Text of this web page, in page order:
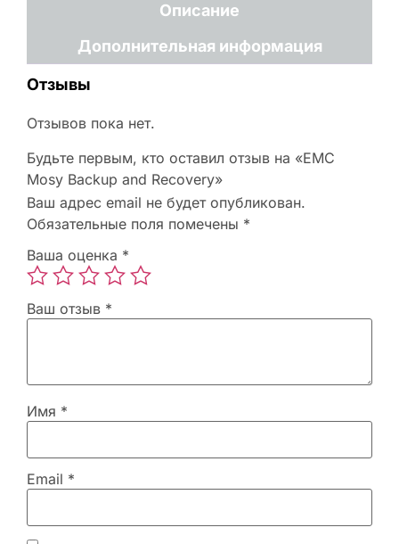
Описание
Дополнительная информация
Отзывы
Отзывов пока нет.
Будьте первым, кто оставил отзыв на «EMC
Mosy Backup and Recovery»
Ваш адрес email не будет опубликован.
Обязательные поля помечены *
Ваша оценка *
Ваш отзыв *
Имя *
Email *